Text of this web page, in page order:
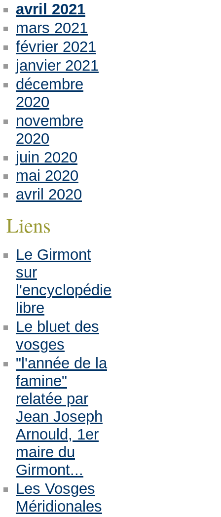
avril 2021
mars 2021
février 2021
janvier 2021
décembre
2020
novembre
2020
juin 2020
mai 2020
avril 2020
Liens
Le Girmont
sur
l'encyclopédie
libre
Le bluet des
vosges
"l'année de la
famine"
relatée par
Jean Joseph
Arnould, 1er
maire du
Girmont...
Les Vosges
Méridionales